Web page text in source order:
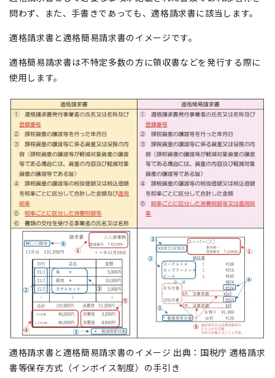
問わず、また、手書きであっても、適格請求書に該当します。
適格請求書と適格簡易請求書のイメージです。
適格簡易請求書は不特定多数の方に領収書などを発行する際に
使用します。
適格請求書と適格簡易請求書のイメージ 出典：国税庁 適格請求
書等保存方式（インボイス制度）の手引き